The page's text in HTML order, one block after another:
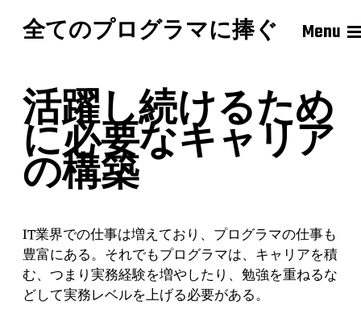
全てのプログラマに捧ぐ Menu
活躍し続けるため
に必要なキャリア
の構築
IT業界での仕事は増えており、プログラマの仕事も
豊富にある。それでもプログラマは、キャリアを積
む、つまり実務経験を増やしたり、勉強を重ねるな
どして実務レベルを上げる必要がある。